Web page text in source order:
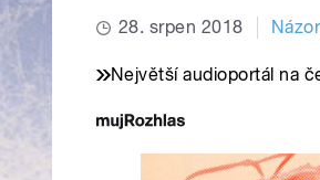
28. srpen 2018
Největší audioportál na